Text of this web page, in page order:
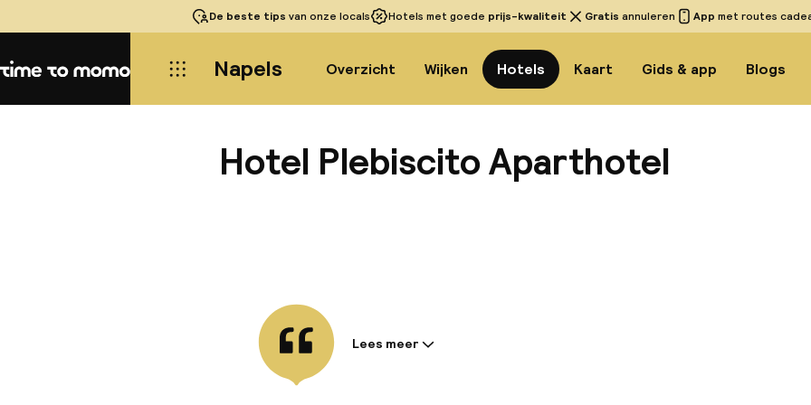
De beste tips van onze locals Hotels met goede prijs-kwaliteit Gratis annuleren App met routes
Home Napels Overzicht Wijken Hotels Kaart Gids & app Blogs
Hotel Plebiscito Aparthotel
Informatie gedeeld door de accommodatie:
Lees meer